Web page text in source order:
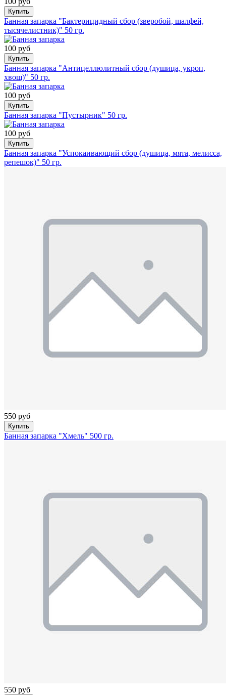
Купить
Банная запарка "Бактерицидный сбор (зверобой, шалфей,
тысячелистник)" 50 гр.
100 руб
Купить
Банная запарка "Антицеллюлитный сбор (душица, укроп,
хвощ)" 50 гр.
100 руб
Купить
Банная запарка "Пустырник" 50 гр.
100 руб
Купить
Банная запарка "Успокаивающий сбор (душица, мята, мелисса,
репешок)" 50 гр.
550 руб
Купить
Банная запарка "Хмель" 500 гр.
550 руб